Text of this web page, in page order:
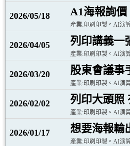
2026/05/18 A1海報詢
產業:印刷印製。AI演
2026/04/05 列印講義一
產業:印刷印製。AI演
2026/03/20 股東會議事
產業:印刷印製。AI演
2026/02/02 列印大頭照
產業:印刷印製。AI演
2026/01/17 想要海報輸
產業:印刷印製。AI演